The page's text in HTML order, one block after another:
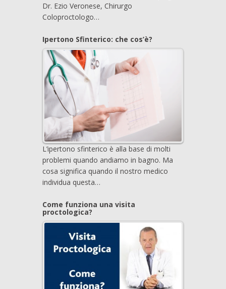
Dr. Ezio Veronese, Chirurgo
Coloproctologo…
Ipertono Sfinterico: che cos’è?
L’ipertono sfinterico è alla base di molti
problemi quando andiamo in bagno. Ma
cosa significa quando il nostro medico
individua questa…
Come funziona una visita
proctologica?